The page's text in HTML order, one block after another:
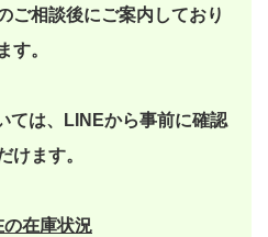
ご相談後にご案内しており
ます。
ては、LINEから事前に確認
けます。
在庫状況